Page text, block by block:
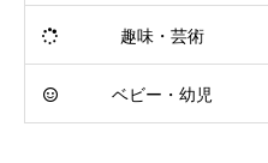
趣味・芸術
ベビー・幼児